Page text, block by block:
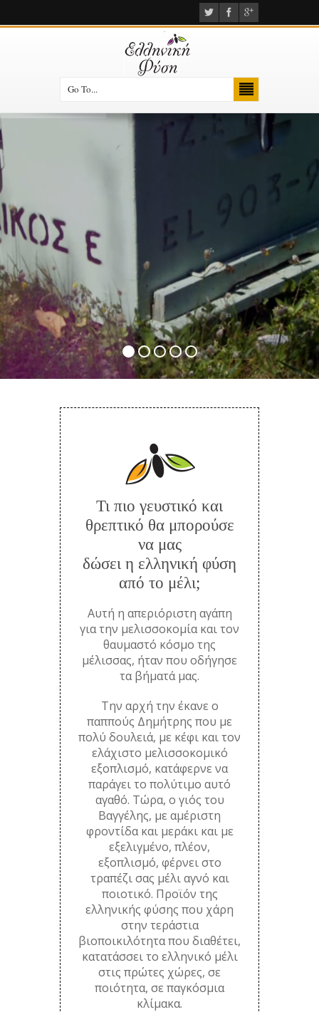
Go To...
Τι πιο γευστικό και
θρεπτικό θα μπορούσε
να μας
δώσει η ελληνική φύση
από το μέλι;
Αυτή η απεριόριστη αγάπη
για την μελισσοκομία και τον
θαυμαστό κόσμο της
μέλισσας, ήταν που οδήγησε
τα βήματά μας.
Την αρχή την έκανε ο
παππούς Δημήτρης που με
πολύ δουλειά, με κέφι και τον
ελάχιστο μελισσοκομικό
εξοπλισμό, κατάφερνε να
παράγει το πολύτιμο αυτό
αγαθό. Τώρα, ο γιός του
Βαγγέλης, με αμέριστη
φροντίδα και μεράκι και με
εξελιγμένο, πλέον,
εξοπλισμό, φέρνει στο
τραπέζι σας μέλι αγνό και
ποιοτικό. Προϊόν της
ελληνικής φύσης που χάρη
στην τεράστια
βιοποικιλότητα που διαθέτει,
κατατάσσει το ελληνικό μέλι
στις πρώτες χώρες, σε
ποιότητα, σε παγκόσμια
κλίμακα.